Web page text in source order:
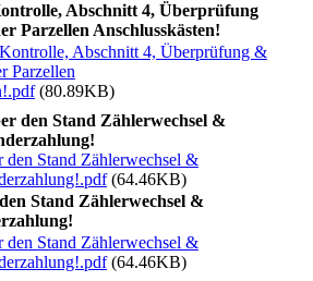
Abschnitt 4, Überprüfung
Parzellen Anschlusskästen!
Abschnitt 4, Überprüfung &
Parzellen
(80.89KB)
den Stand Zählerwechsel &
den Stand Zählerwechsel &
(64.46KB)
Stand Zählerwechsel &
den Stand Zählerwechsel &
(64.46KB)